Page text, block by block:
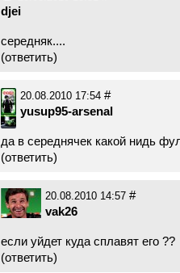
djei
середняк....
(ответить)
20.08.2010 17:54 #
yusup95-arsenal
да в середнячек какой нидь
(ответить)
20.08.2010 14:57 #
vak26
если уйдет куда сплавят его ??
(ответить)